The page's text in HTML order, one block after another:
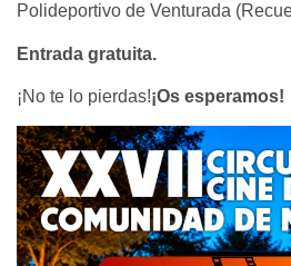
Polideportivo de Venturada
Entrada gratuita.
¡No te lo pierdas!¡Os esperamos!